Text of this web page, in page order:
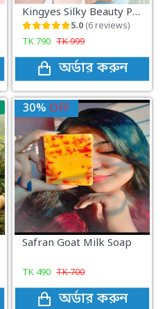
Kingyes Silky Beauty Painless Hair Removal Spray For Men & Women 150ML - Hair Removal
5.0 (6 reviews)
TK 790 TK999
অর্ডার করুন
30% OFF
Safran Goat Milk Soap
TK 490 TK700
অর্ডার করুন